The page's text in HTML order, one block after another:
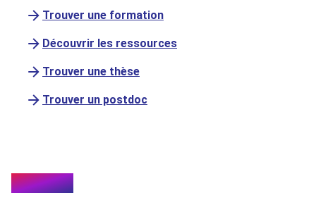
Trouver une formation
Découvrir les ressources
Trouver une thèse
Trouver un postdoc
À propos